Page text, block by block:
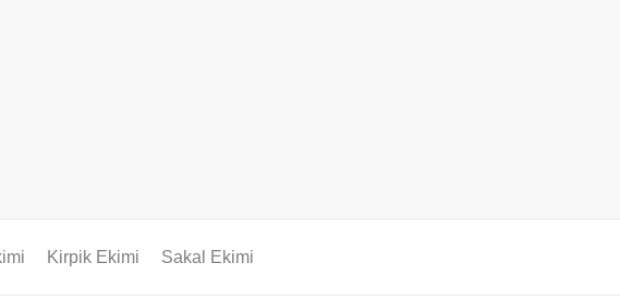
Kirpik Ekimi Sakal Ekimi